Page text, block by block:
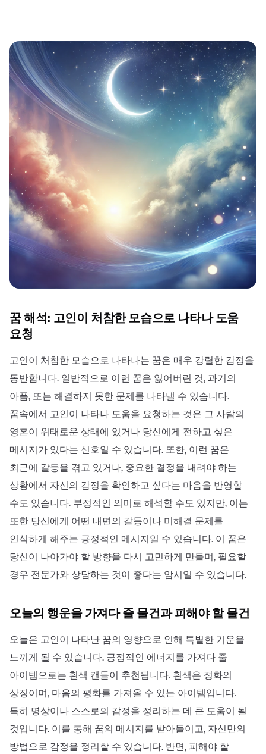
꿈 해석: 고인이 처참한 모습으로 나타나 도움
요청
고인이 처참한 모습으로 나타나는 꿈은 매우 강렬한 감정을
동반합니다. 일반적으로 이런 꿈은 잃어버린 것, 과거의
아픔, 또는 해결하지 못한 문제를 나타낼 수 있습니다.
꿈속에서 고인이 나타나 도움을 요청하는 것은 그 사람의
영혼이 위태로운 상태에 있거나 당신에게 전하고 싶은
메시지가 있다는 신호일 수 있습니다. 또한, 이런 꿈은
최근에 갈등을 겪고 있거나, 중요한 결정을 내려야 하는
상황에서 자신의 감정을 확인하고 싶다는 마음을 반영할
수도 있습니다. 부정적인 의미로 해석할 수도 있지만, 이는
또한 당신에게 어떤 내면의 갈등이나 미해결 문제를
인식하게 해주는 긍정적인 메시지일 수 있습니다. 이 꿈은
당신이 나아가야 할 방향을 다시 고민하게 만들며, 필요할
경우 전문가와 상담하는 것이 좋다는 암시일 수 있습니다.
오늘의 행운을 가져다 줄 물건과 피해야 할 물건
오늘은 고인이 나타난 꿈의 영향으로 인해 특별한 기운을
느끼게 될 수 있습니다. 긍정적인 에너지를 가져다 줄
아이템으로는 흰색 캔들이 추천됩니다. 흰색은 정화의
상징이며, 마음의 평화를 가져올 수 있는 아이템입니다.
특히 명상이나 스스로의 감정을 정리하는 데 큰 도움이 될
것입니다. 이를 통해 꿈의 메시지를 받아들이고, 자신만의
방법으로 감정을 정리할 수 있습니다. 반면, 피해야 할